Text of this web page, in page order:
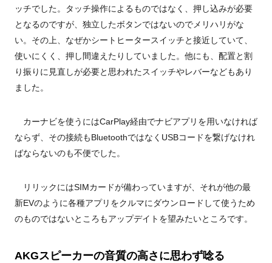
ッチでした。タッチ操作によるものではなく、押し込みが必要
となるのですが、独立したボタンではないのでメリハリがな
い。その上、なぜかシートヒータースイッチと接近していて、
使いにくく、押し間違えたりしていました。他にも、配置と割
り振りに見直しが必要と思われたスイッチやレバーなどもあり
ました。
カーナビを使うにはCarPlay経由でナビアプリを用いなければ
ならず、その接続もBluetoothではなくUSBコードを繋げなけれ
ばならないのも不便でした。
リリックにはSIMカードが備わっていますが、それが他の最
新EVのように各種アプリをクルマにダウンロードして使うため
のものではないところもアップデイトを望みたいところです。
AKGスピーカーの音質の高さに思わず唸る